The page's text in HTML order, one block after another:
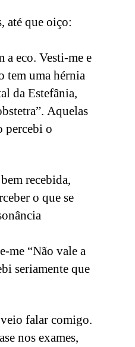
até que oiço:
a eco. Vesti-me e
tem uma hérnia
da Estefânia,
Aquelas
percebi o
recebida,
o que se
me “Não vale a
seriamente que
falar comigo.
nos exames,